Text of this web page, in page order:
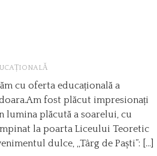
cu oferta educațională a
fost plăcut impresionați
lumina plăcută a soarelui, cu
la poarta Liceului Teoretic
dulce, ,,Târg de Paști”: […]